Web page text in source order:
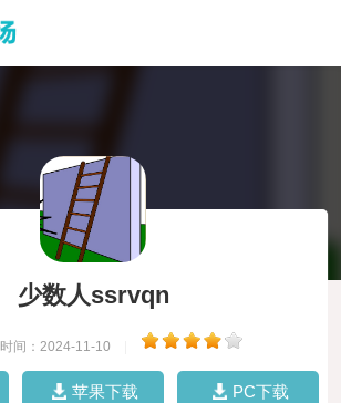
少数人ssrvqn
时间：2024-11-10
苹果下载 PC下载